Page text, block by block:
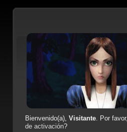
Bienvenido(a), Visitante. Por favor,
de activación?